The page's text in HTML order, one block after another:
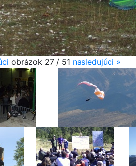
obrázok 27 / 51 nasledujúci »